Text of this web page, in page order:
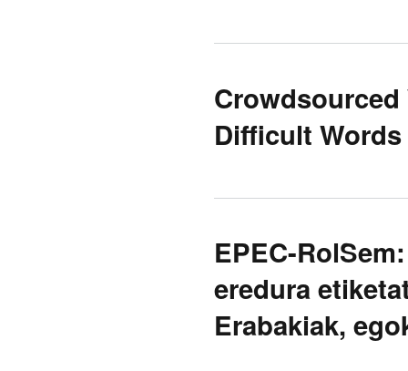
Difficult
EPEC-
eredura
Erabakiak,